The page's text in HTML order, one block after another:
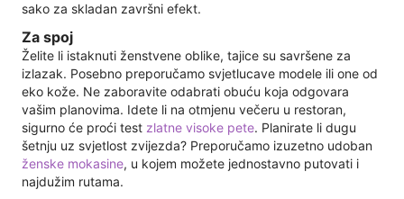
sako za skladan završni efekt.
Za spoj
Želite li istaknuti ženstvene oblike, tajice su savršene za
izlazak. Posebno preporučamo svjetlucave modele ili one od
eko kože. Ne zaboravite odabrati obuću koja odgovara
vašim planovima. Idete li na otmjenu večeru u restoran,
sigurno će proći test zlatne visoke pete. Planirate li dugu
šetnju uz svjetlost zvijezda? Preporučamo izuzetno udoban
ženske mokasine, u kojem možete jednostavno putovati i
najdužim rutama.